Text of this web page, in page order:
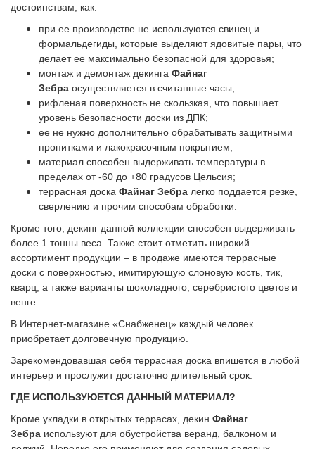
достоинствам, как:
при ее производстве не используются свинец и
формальдегиды, которые выделяют ядовитые пары, что
делает ее максимально безопасной для здоровья;
монтаж и демонтаж декинга Файнаг
Зебра осуществляется в считанные часы;
рифленая поверхность не скользкая, что повышает
уровень безопасности доски из ДПК;
ее не нужно дополнительно обрабатывать защитными
пропитками и лакокрасочным покрытием;
материал способен выдерживать температуры в
пределах от -60 до +80 градусов Цельсия;
террасная доска Файнаг Зебра легко поддается резке,
сверлению и прочим способам обработки.
Кроме того, декинг данной коллекции способен выдерживать
более 1 тонны веса. Также стоит отметить широкий
ассортимент продукции – в продаже имеются террасные
доски с поверхностью, имитирующую слоновую кость, тик,
кварц, а также варианты шоколадного, серебристого цветов и
венге.
В Интернет-магазине «Снабженец» каждый человек
приобретает долговечную продукцию.
Зарекомендовавшая себя террасная доска впишется в любой
интерьер и прослужит достаточно длительный срок.
ГДЕ ИСПОЛЬЗУЮЕТСЯ ДАННЫЙ МАТЕРИАЛ?
Кроме укладки в открытых террасах, декин Файнаг
Зебра используют для обустройства веранд, балконом и